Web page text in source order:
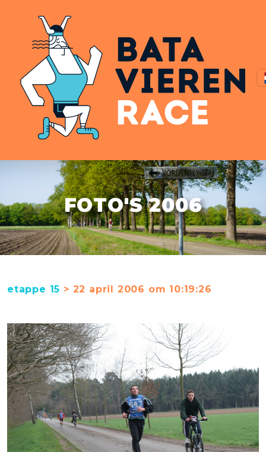
FOTO'S 2006
etappe 15 > 22 april 2006 om 10:19:26